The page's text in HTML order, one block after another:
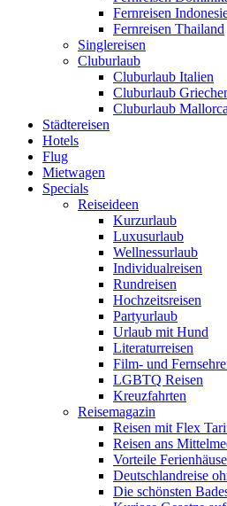
Fernreisen
Fernreisen Thailand
Singlereisen
Cluburlaub
Cluburlaub Italien
Cluburlaub
Cluburlaub Mallorca
Städtereisen
Hotels
Flug
Mietwagen
Specials
Reiseideen
Kurzurlaub
Luxusurlaub
Wellnessurlaub
Individualreisen
Rundreisen
Hochzeitsreisen
Partyurlaub
Urlaub mit Hund
Literaturreisen
Film- und
LGBTQ Reisen
Kreuzfahrten
Reisemagazin
Reisen mit Flex
Reisen ans
Vorteile
Deutschlandreise
Die schönsten